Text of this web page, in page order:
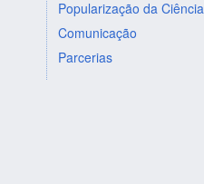
Popularização da Ciência
Comunicação
Parcerias